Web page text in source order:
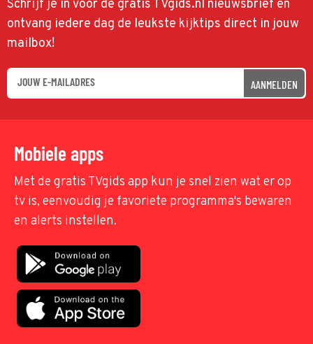
Schrijf je in voor de gratis TVgids.nl nieuwsbrief en
ontvang iedere dag de leukste kijktips direct in jouw
mailbox!
AANMELDEN
Mobiele apps
Met de gratis TVgids app kun je snel zien wat er op
tv is, eenvoudig je favoriete programma's bewaren
en alerts instellen.